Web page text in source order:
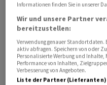
Reallöhne weiter
Immerhin haben viele
Arbeitnehmer auch mehr
Quartal dieses Jahres
Statistischen Bundesamt
Informationen finden Sie in unserer
Wir und unsere Partner
bereitzustellen:
Verwendung genauer
aktiv abfragen. Speichern von oder
Personalisierte Werbung und Inhalte,
Performance von Inhalten,
Verbesserung von Angeboten.
Liste der Partner (Lieferanten)